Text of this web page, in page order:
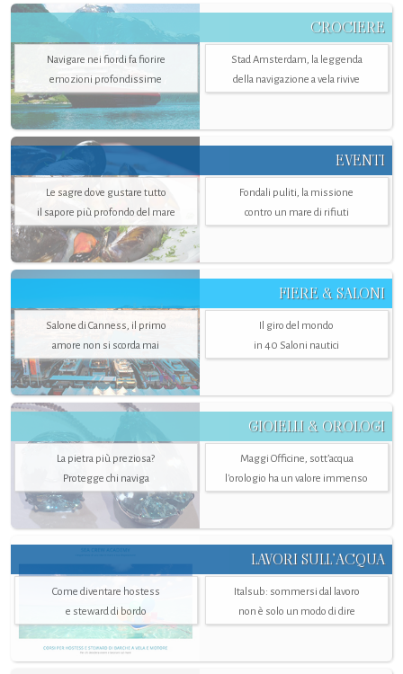
CROCIERE
Navigare nei fiordi fa fiorire
emozioni profondissime
Stad Amsterdam, la leggenda
della navigazione a vela rivive
EVENTI
Le sagre dove gustare tutto
il sapore più profondo del mare
Fondali puliti, la missione
contro un mare di rifiuti
FIERE & SALONI
Salone di Canness, il primo
amore non si scorda mai
Il giro del mondo
in 40 Saloni nautici
GIOIELLI & OROLOGI
La pietra più preziosa?
Protegge chi naviga
Maggi Officine, sott’acqua
l'orologio ha un valore immenso
LAVORI SULL’ACQUA
Come diventare hostess
e steward di bordo
Italsub: sommersi dal lavoro
non è solo un modo di dire